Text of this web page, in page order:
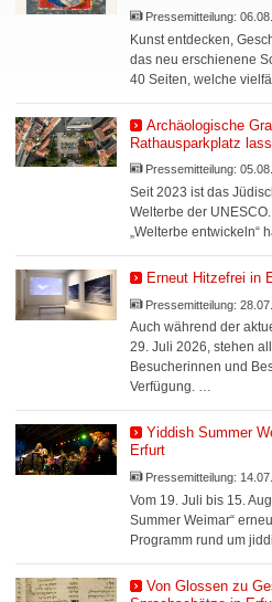
Pressemitteilung:
Kunst entdecken,
das neu erschienene
40 Seiten, welche
Archäologische
Rathausparkplatz
Pressemitteilung:
Seit 2023 ist das
Welterbe der
„Welterbe entwickeln“
Erneut Hitzefrei in
Pressemitteilung:
Auch während der
29. Juli 2026, stehen
Besucherinnen und
Verfügung. …
Yiddish Summer
Erfurt
Pressemitteilung:
Vom 19. Juli bis 15.
Summer Weimar“
Programm rund um
Von Glossen zu